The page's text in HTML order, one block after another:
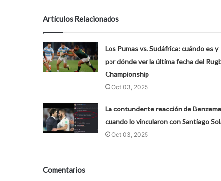
Artículos Relacionados
Los Pumas vs. Sudáfrica: cuándo es y
por dónde ver la última fecha del
Championship
Oct 03, 2025
La contundente reacción de Benzema
cuando lo vincularon con Santiago
Oct 03, 2025
Comentarios